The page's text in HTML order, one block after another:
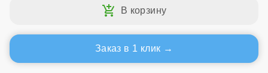
Заказ в 1 клик